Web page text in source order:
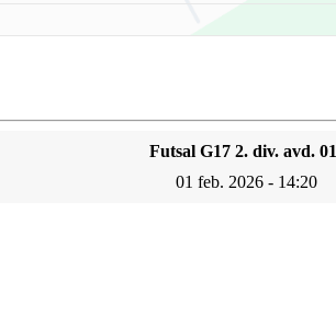
Futsal G17 2. div. avd. 01
01 feb. 2026 - 14:20